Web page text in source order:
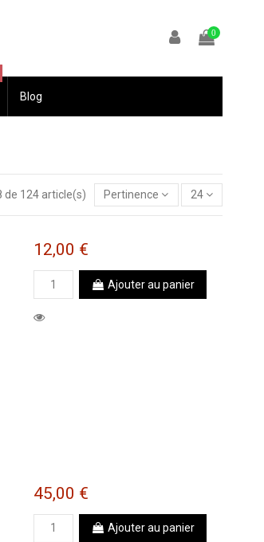
0
Blog
de 124 article(s) Pertinence 24
12,00 €
Ajouter au panier
45,00 €
Ajouter au panier